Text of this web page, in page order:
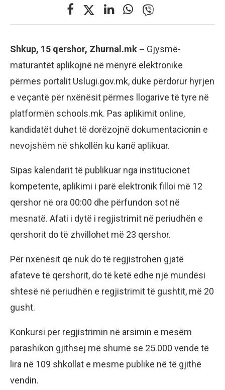
Shkup, 15 qershor, Zhurnal.mk – Gjysmë-
maturantët aplikojnë në mënyrë elektronike
përmes portalit Uslugi.gov.mk, duke përdorur hyrjen
e veçantë për nxënësit përmes llogarive të tyre në
platformën schools.mk. Pas aplikimit online,
kandidatët duhet të dorëzojnë dokumentacionin e
nevojshëm në shkollën ku kanë aplikuar.
Sipas kalendarit të publikuar nga institucionet
kompetente, aplikimi i parë elektronik filloi më 12
qershor në ora 00:00 dhe përfundon sot në
mesnatë. Afati i dytë i regjistrimit në periudhën e
qershorit do të zhvillohet më 23 qershor.
Për nxënësit që nuk do të regjistrohen gjatë
afateve të qershorit, do të ketë edhe një mundësi
shtesë në periudhën e regjistrimit të gushtit, më 20
gusht.
Konkursi për regjistrimin në arsimin e mesëm
parashikon gjithsej më shumë se 25.000 vende të
lira në 109 shkollat e mesme publike në të gjithë
vendin.